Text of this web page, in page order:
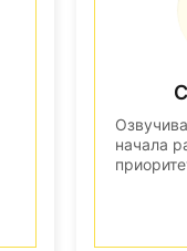
начала